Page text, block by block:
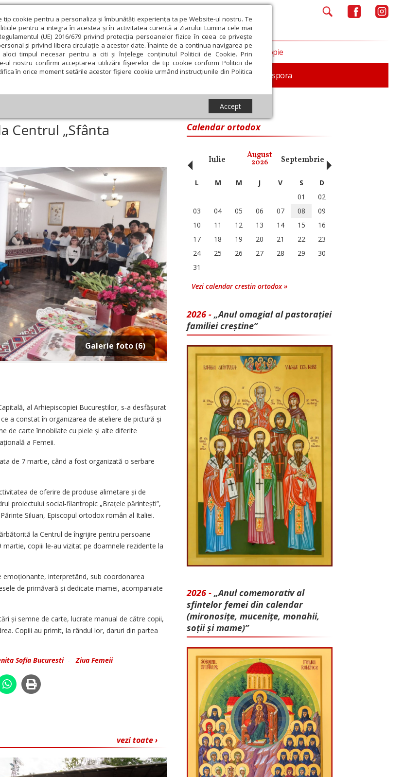
tip cookie pentru a personaliza și îmbunătăți experiența ta pe Website-ul nostru. Te
pentru a integra în acestea și în activitatea curentă a Ziarului Lumina cele mai
(UE) 2016/679 privind protecția persoanelor fizice în ceea ce privește
și privind libera circulație a acestor date. Înainte de a continua navigarea pe
timpul necesar pentru a citi și înțelege conținutul Politicii de Cookie. Prin
ul nostru confirmi acceptarea utilizării fişierelor de tip cookie conform Politicii de
în orice moment setările acestor fişiere cookie urmând instrucțiunile din Politica
Accept
Comunicate de presă Documentar In memoriam Diaspora
spiritualitate Educaţie și Cultură Societate Opinii Filantropie
primăverii” la Centrul „Sfânta Muceniță Sofia”
Centrul „Sfânta
Galerie foto (6)
al Arhiepiscopiei Bucureștilor, s‑a desfășurat
a constat în organizarea de ateliere de pictură și
de carte înnobilate cu piele și alte diferite
a Femeii.
de 7 martie, când a fost organizată o serbare
de oferire de produse alimetare și de
proiectului social‑filantropic „Brațele părintești”,
Siluan, Episcopul ortodox român al Italiei.
la Centrul de îngrijire pentru persoane
copiii le‑au vizitat pe doamnele rezidente la
interpretând, sub coordonarea
de primăvară și dedicate mamei, acompaniate
și semne de carte, lucrate manual de către copii,
Copiii au primit, la rândul lor, daruri din partea
Sofia Bucuresti-Ziua Femeii
vezi toate ›
Calendar ortodox
Iulie August
2026 Septembrie Octombrie
‹ L M M J V S
D
01
02
03
04 05 06 07 08
09
10
11 12 13 14 15
16
17
18 19 20 21 22
23
24
25 26 27 28 29
30
31
Vezi calendar crestin ortodox »
2026 - „Anul omagial al pastorației
familiei creștine”
2026 - „Anul comemorativ al
sfintelor femei din calendar
(mironosițe, mu­cenițe, monahii,
soții și mame)”